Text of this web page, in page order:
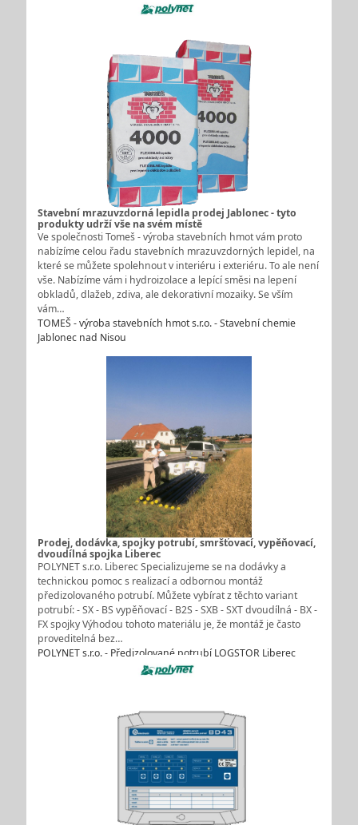
Stavební mrazuvzdorná lepidla prodej Jablonec - tyto
produkty udrží vše na svém místě
Ve společnosti Tomeš - výroba stavebních hmot vám proto
nabízíme celou řadu stavebních mrazuvzdorných lepidel, na
které se můžete spolehnout v interiéru i exteriéru. To ale není
vše. Nabízíme vám i hydroizolace a lepící směsi na lepení
obkladů, dlažeb, zdiva, ale dekorativní mozaiky. Se vším
vám…
TOMEŠ - výroba stavebních hmot s.r.o. - Stavební chemie
Jablonec nad Nisou
Prodej, dodávka, spojky potrubí, smršťovací, vypěňovací,
dvoudílná spojka Liberec
POLYNET s.r.o. Liberec Specializujeme se na dodávky a
technickou pomoc s realizací a odbornou montáž
předizolovaného potrubí. Můžete vybírat z těchto variant
potrubí: - SX - BS vypěňovací - B2S - SXB - SXT dvoudílná - BX -
FX spojky Výhodou tohoto materiálu je, že montáž je často
proveditelná bez…
POLYNET s.r.o. - Předizolované potrubí LOGSTOR Liberec